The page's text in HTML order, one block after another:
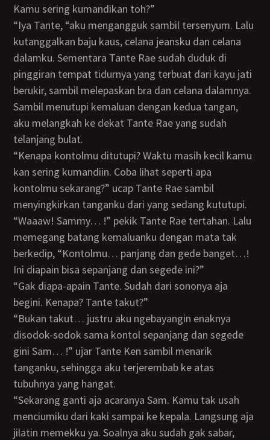
Kamu sering kumandikan toh?”
“Iya Tante, “aku mengangguk sambil tersenyum. Lalu
kutanggalkan baju kaus, celana jeansku dan celana
dalamku. Sementara Tante Rae sudah duduk di
pinggiran tempat tidurnya yang terbuat dari kayu jati
berukir, sambil melepaskan bra dan celana dalamnya.
Sambil menutupi kemaluan dengan kedua tangan,
aku melangkah ke dekat Tante Rae yang sudah
telanjang bulat.
“Kenapa kontolmu ditutupi? Waktu masih kecil kamu
kan sering kumandiin. Coba lihat seperti apa
kontolmu sekarang?” ucap Tante Rae sambil
menyingkirkan tanganku dari yang sedang kututupi.
“Waaaw! Sammy… !” pekik Tante Rae tertahan. Lalu
memegang batang kemaluanku dengan mata tak
berkedip, “Kontolmu… panjang dan gede banget…!
Ini diapain bisa sepanjang dan segede ini?”
“Gak diapa-apain Tante. Sudah dari sononya aja
begini. Kenapa? Tante takut?”
“Bukan takut… justru aku ngebayangin enaknya
disodok-sodok sama kontol sepanjang dan segede
gini Sam… !” ujar Tante Ken sambil menarik
tanganku, sehingga aku terjerembab ke atas
tubuhnya yang hangat.
“Sekarang ganti aja acaranya Sam. Kamu tak usah
menciumiku dari kaki sampai ke kepala. Langsung aja
jilatin memekku ya. Soalnya aku sudah gak sabar,